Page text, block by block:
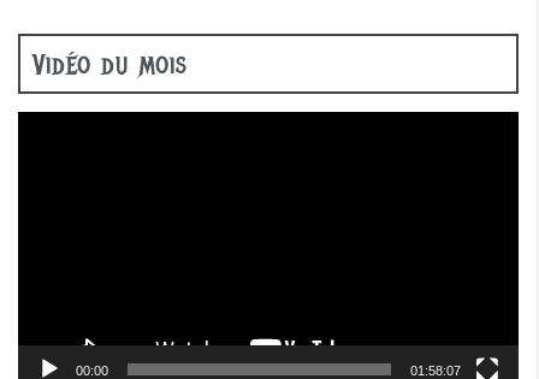
Vidéo du mois
00:00 01:58:07